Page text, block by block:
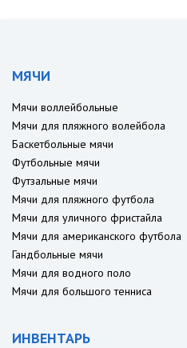
МЯЧИ
Мячи воллейбольные
Мячи для пляжного волейбола
Баскетбольные мячи
Футбольные мячи
Футзальные мячи
Мячи для пляжного футбола
Мячи для уличного фристайла
Мячи для американского футбола
Гандбольные мячи
Мячи для водного поло
Мячи для большого тенниса
ИНВЕНТАРЬ